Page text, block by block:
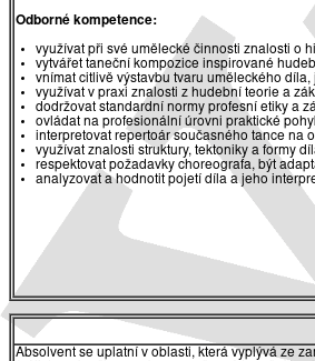
Odborné kompetence:
využívat při své umělecké činnosti znalosti o
vytvářet taneční kompozice inspirované
vnímat citlivě výstavbu tvaru uměleckého
využívat v praxi znalosti z hudební teorie a
dodržovat standardní normy profesní etiky a
ovládat na profesionální úrovni praktické
interpretovat repertoár současného tance na
využívat znalosti struktury, tektoniky a formy
respektovat požadavky choreografa, být
analyzovat a hodnotit pojetí díla a jeho
Absolvent se uplatní v oblasti, která vyplývá ze